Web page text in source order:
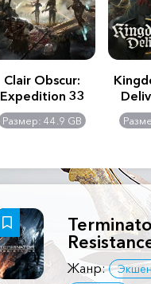
Clair Obscur:
Expedition 33
Размер: 44.9 GB
Жанр: